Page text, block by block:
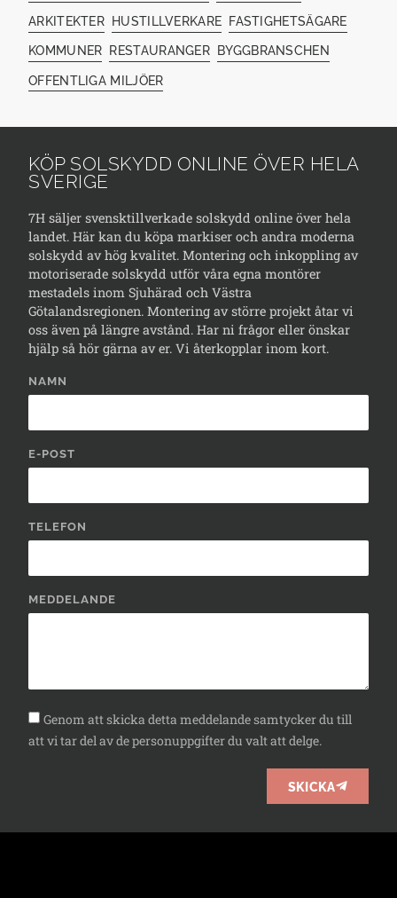
ARKITEKTER HUSTILLVERKARE FASTIGHETSÄGARE
KOMMUNER RESTAURANGER BYGGBRANSCHEN
OFFENTLIGA MILJÖER
KÖP SOLSKYDD ONLINE ÖVER HELA
SVERIGE
7H säljer svensktillverkade solskydd online över hela
landet. Här kan du köpa markiser och andra moderna
solskydd av hög kvalitet. Montering och inkoppling av
motoriserade solskydd utför våra egna montörer
mestadels inom Sjuhärad och Västra
Götalandsregionen. Montering av större projekt åtar vi
oss även på längre avstånd. Har ni frågor eller önskar
hjälp så hör gärna av er. Vi återkopplar inom kort.
NAMN
E-POST
TELEFON
MEDDELANDE
Genom att skicka detta meddelande samtycker du till
att vi tar del av de personuppgifter du valt att delge.
SKICKA